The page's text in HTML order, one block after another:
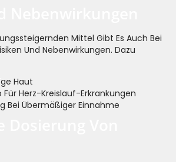
Mittel Gibt Es Auch Bei
Und Nebenwirkungen. Dazu
Haut
Für Herz-Kreislauf-Erkrankungen
Bei Übermäßiger Einnahme